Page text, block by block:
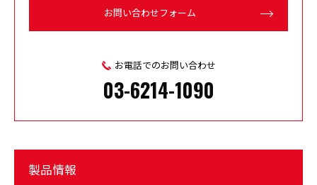
お問い合わせフォーム
お電話でのお問い合わせ
03-6214-1090
製品情報